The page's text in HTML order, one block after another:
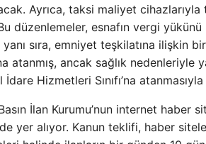
Ayrıca, taksi maliyet
düzenlemeler, esnafın vergi
yanı sıra, emniyet teşkilatına
atanmış, ancak sağlık
Hizmetleri Sınıfı’na
İlan Kurumu’nun internet
yer alıyor. Kanun teklifi, haber